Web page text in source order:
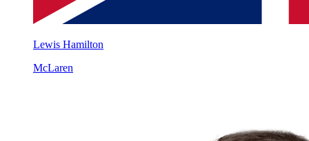
Lewis Hamilton
McLaren